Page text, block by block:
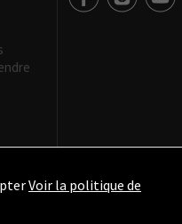
Voir la politique de